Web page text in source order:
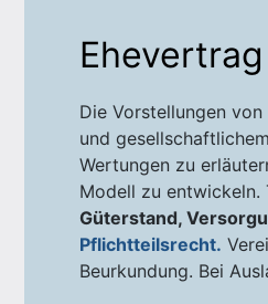
Ehevertrag
Die Vorstellungen
und
Wertungen zu
Modell zu entwickeln.
Güterstand,
Pflichtteilsrecht.
Beurkundung. Bei